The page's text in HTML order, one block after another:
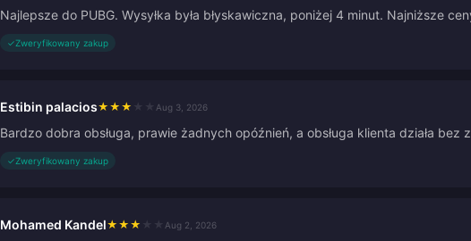
Najlepsze do PUBG. Wysyłka była błyskawiczna, poniżej 4 minut. Najniższe
✓Zweryfikowany zakup
Estibin palacios★ ★ ★ Aug 3, 2026
Bardzo dobra obsługa, prawie żadnych opóźnień, a obsługa klienta działa bez
✓Zweryfikowany zakup
Mohamed Kandel★ ★ ★ Aug 2, 2026